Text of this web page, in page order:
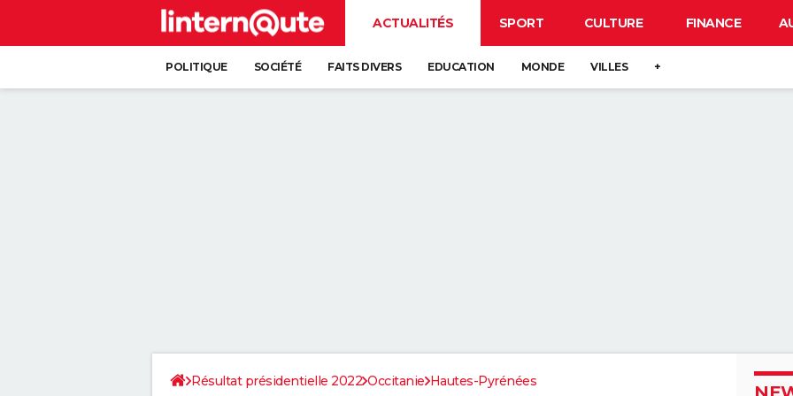
ACTUALITÉS SPORT CULTURE FINANCE
POLITIQUE SOCIÉTÉ FAITS DIVERS EDUCATION MONDE VILLES +
Résultat présidentielle 2022 Occitanie Hautes-Pyrénées